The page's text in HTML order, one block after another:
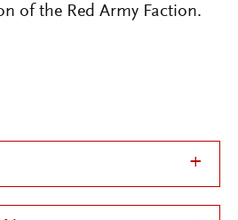
of the Red Army Faction.